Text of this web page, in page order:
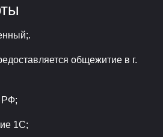
общежитие в г.
РФ;
1С;